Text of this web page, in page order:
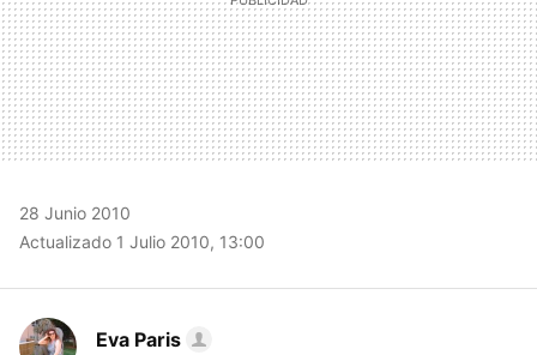
28 Junio 2010
Actualizado 1 Julio 2010, 13:00
Eva Paris